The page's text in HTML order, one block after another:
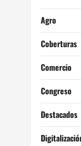
Agro
Coberturas
Comercio
Congreso
Destacados